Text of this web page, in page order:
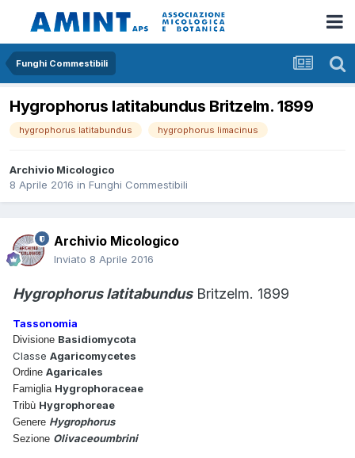
Funghi Commestibili
Hygrophorus latitabundus Britzelm. 1899
hygrophorus latitabundus hygrophorus limacinus
Archivio Micologico
8 Aprile 2016 in Funghi Commestibili
Archivio Micologico
Inviato 8 Aprile 2016
Hygrophorus latitabundusBritzelm. 1899
Tassonomia
Divisione Basidiomycota
Classe Agaricomycetes
Ordine Agaricales
Famiglia Hygrophoraceae
Tribù Hygrophoreae
Genere Hygrophorus
Sezione Olivaceoumbrini